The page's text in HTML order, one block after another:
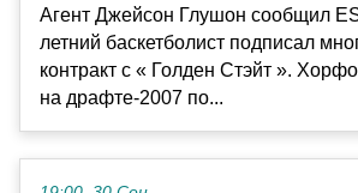
Агент Джейсон Глушон сообщил
летний баскетболист подписал
контракт с « Голден Стэйт ».
на драфте-2007 по...